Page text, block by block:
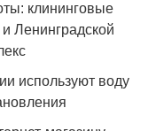
клининговые
Ленинградской
используют воду